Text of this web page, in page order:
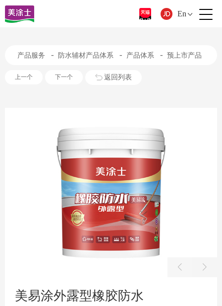
En
产品服务 - 防水辅材产品体系 - 产品体系 - 预上市产品
上一个 下一个 返回列表
美易涂外露型橡胶防水